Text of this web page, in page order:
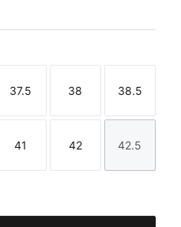
Größe
37.5
Größe
38
Größe
38.5
Größe
41
Größe
42
Größe
42.5